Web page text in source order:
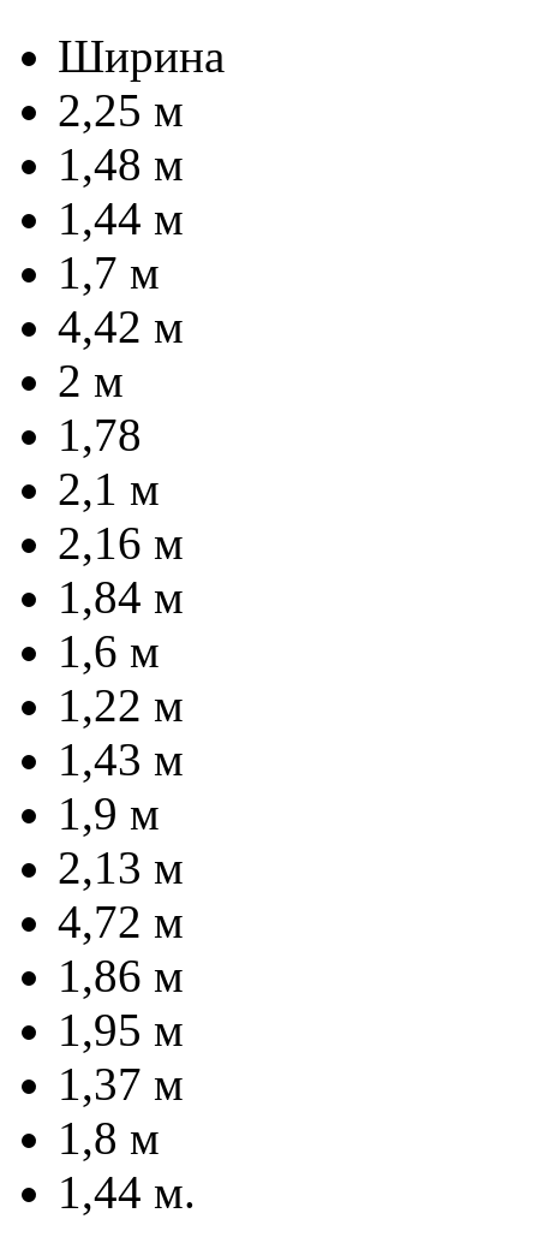
Ширина
2,25 м
1,48 м
1,44 м
1,7 м
4,42 м
2 м
1,78
2,1 м
2,16 м
1,84 м
1,6 м
1,22 м
1,43 м
1,9 м
2,13 м
4,72 м
1,86 м
1,95 м
1,37 м
1,8 м
1,44 м.